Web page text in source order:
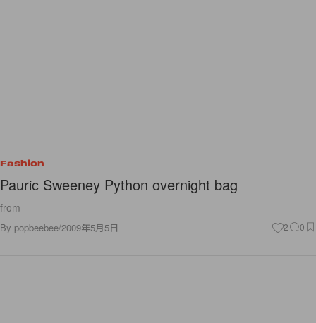
Fashion
Pauric Sweeney Python overnight bag
from
By popbeebee/2009年5月5日 2 0